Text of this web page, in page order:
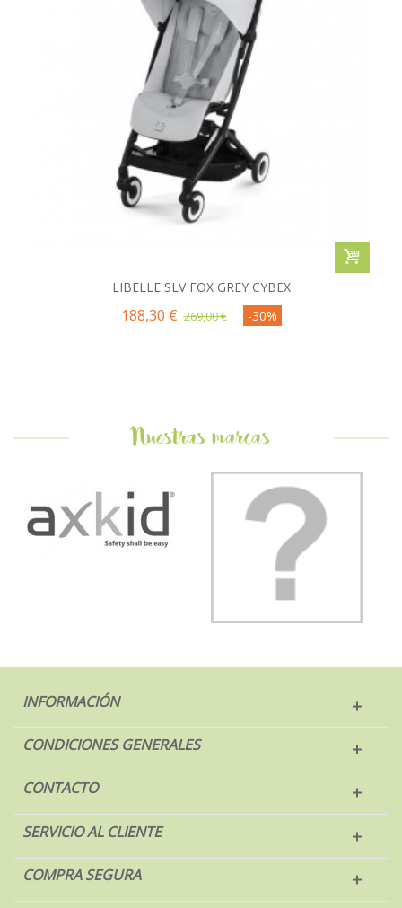
LIBELLE SLV FOX GREY CYBEX
188,30 € 269,00 € -30%
Nuestras marcas
INFORMACIÓN
CONDICIONES GENERALES
CONTACTO
SERVICIO AL CLIENTE
COMPRA SEGURA